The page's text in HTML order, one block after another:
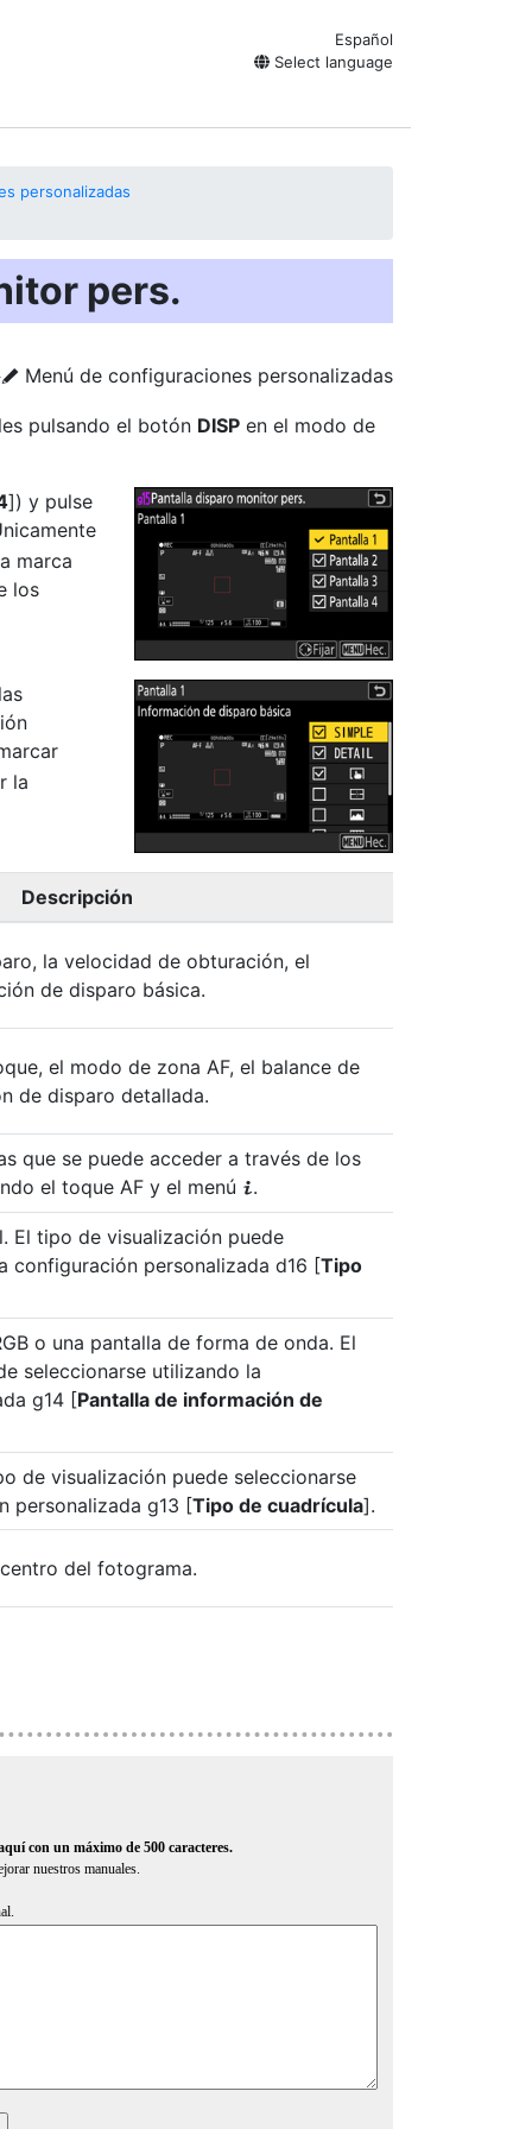
Español
Select language
personalizadas
pers.
A Menú de configuraciones personalizadas
pulsando el botón DISP en el modo de
]) y pulse
marca
los
la
Descripción
la velocidad de obturación, el
de disparo básica.
el modo de zona AF, el balance de
de disparo detallada.
que se puede acceder a través de los
el toque AF y el menú i.
El tipo de visualización puede
configuración personalizada d16 [Tipo
o una pantalla de forma de onda. El
seleccionarse utilizando la
g14 [Pantalla de información de
de visualización puede seleccionarse
personalizada g13 [Tipo de cuadrícula].
del fotograma.